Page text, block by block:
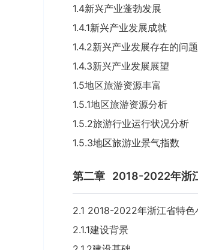
1.4新兴产业蓬勃发展
1.4.1新兴产业发展成就
1.4.2新兴产业发展存在的问题
1.4.3新兴产业发展展望
1.5地区旅游资源丰富
1.5.1地区旅游资源分析
1.5.2旅游行业运行状况分析
1.5.3地区旅游业景气指数
第二章 2018-2022年浙
2.1 2018-2022年浙江省特色
2.1.1建设背景